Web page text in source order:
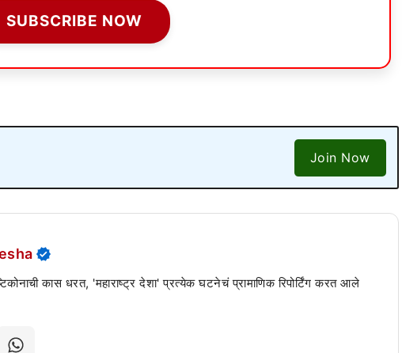
SUBSCRIBE NOW
Join Now
कास धरत, 'महाराष्ट्र देशा' प्रत्येक घटनेचं प्रामाणिक रिपोर्टिंग करत आले